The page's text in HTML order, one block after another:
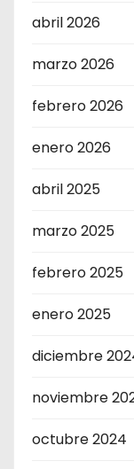
abril 2026
marzo 2026
febrero 2026
enero 2026
abril 2025
marzo 2025
febrero 2025
enero 2025
diciembre
noviembre
octubre 2024